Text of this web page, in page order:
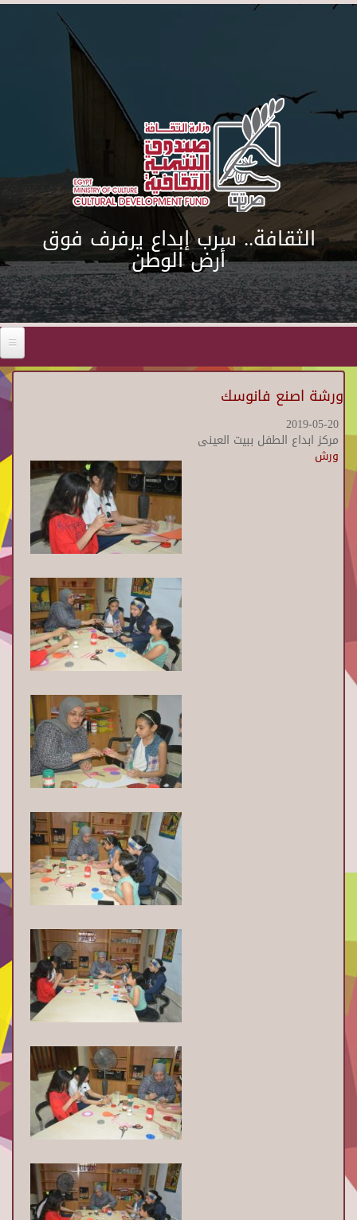
Skip to main content
الثقافة.. سرب إبداع يرفرف فوق
أرض الوطن
ورشة اصنع فانوسك
2019-05-20
مركز ابداع الطفل ببيت العينى
ورش